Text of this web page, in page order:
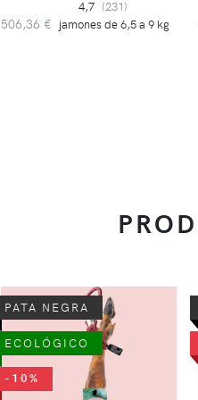
4,7 (231)
506,36 € jamones de 6,5 a 9 kg
PATA NEGRA
ECOLÓGICO
-10%